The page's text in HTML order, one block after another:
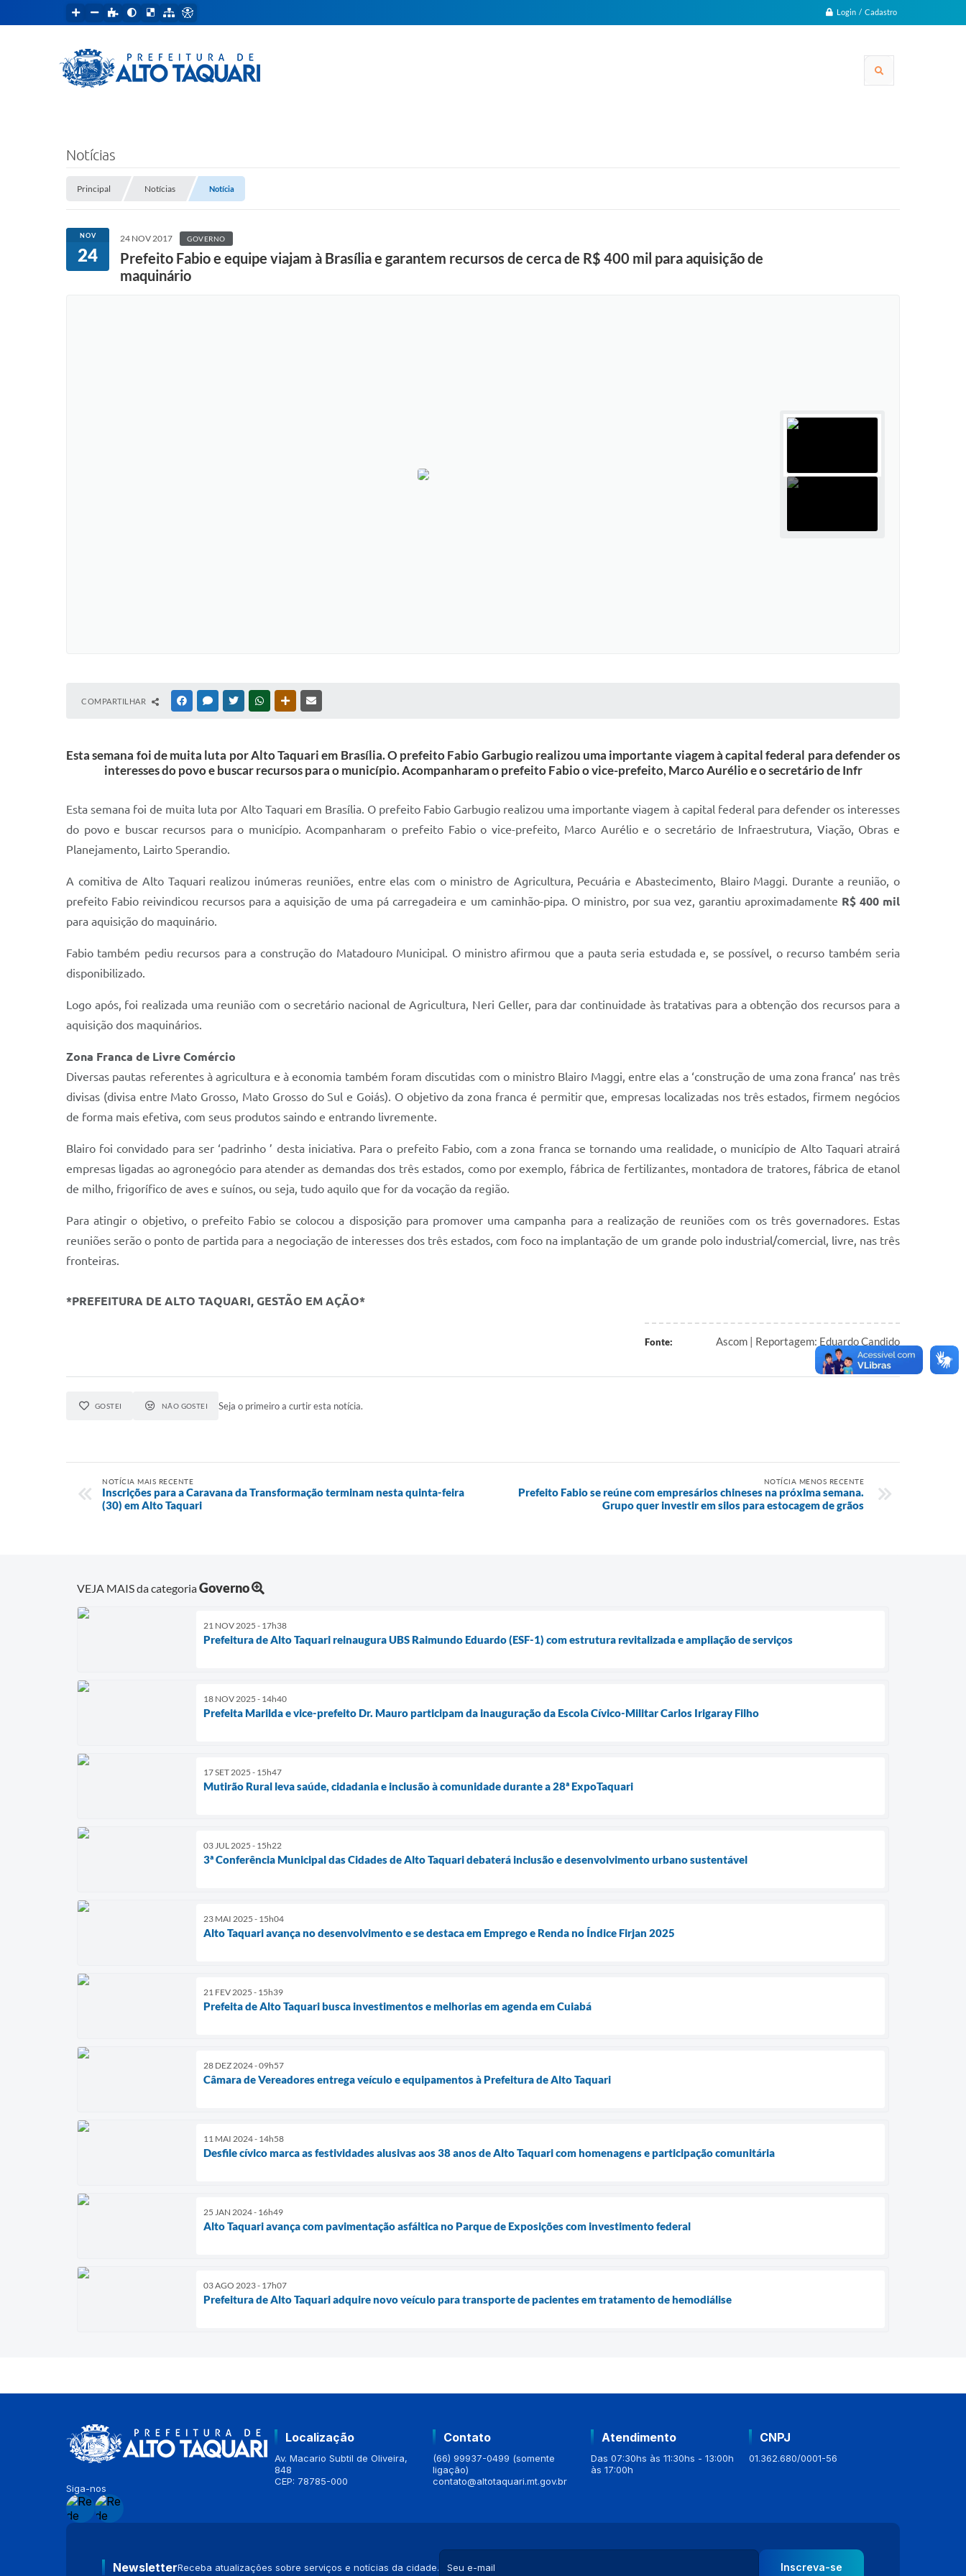
Login / Cadastro
Notícias
Principal Notícias Notícia
NOV
24
24 NOV 2017 GOVERNO
Prefeito Fabio e equipe viajam à Brasília e garantem recursos de cerca de R$ 400 mil para aquisição de
maquinário
COMPARTILHAR FACEBOOKMESSENGER
TWITTERWHATSAPPOUTRAS MÍDIAS
Esta semana foi de muita luta por Alto Taquari em Brasília. O prefeito Fabio Garbugio realizou uma importante viagem à capital federal para defender os
interesses do povo e buscar recursos para o município. Acompanharam o prefeito Fabio o vice-prefeito, Marco Aurélio e o secretário de Infr
Esta semana foi de muita luta por Alto Taquari em Brasília. O prefeito Fabio Garbugio realizou uma importante viagem à capital federal para defender os interesses
do povo e buscar recursos para o município. Acompanharam o prefeito Fabio o vice-prefeito, Marco Aurélio e o secretário de Infraestrutura, Viação, Obras e
Planejamento, Lairto Sperandio.
A comitiva de Alto Taquari realizou inúmeras reuniões, entre elas com o ministro de Agricultura, Pecuária e Abastecimento, Blairo Maggi. Durante a reunião, o
prefeito Fabio reivindicou recursos para a aquisição de uma pá carregadeira e um caminhão-pipa. O ministro, por sua vez, garantiu aproximadamente R$ 400 mil
para aquisição do maquinário.
Fabio também pediu recursos para a construção do Matadouro Municipal. O ministro afirmou que a pauta seria estudada e, se possível, o recurso também seria
disponibilizado.
Logo após, foi realizada uma reunião com o secretário nacional de Agricultura, Neri Geller, para dar continuidade às tratativas para a obtenção dos recursos para a
aquisição dos maquinários.
Zona Franca de Livre Comércio
Diversas pautas referentes à agricultura e à economia também foram discutidas com o ministro Blairo Maggi, entre elas a ‘construção de uma zona franca’ nas três
divisas (divisa entre Mato Grosso, Mato Grosso do Sul e Goiás). O objetivo da zona franca é permitir que, empresas localizadas nos três estados, firmem negócios
de forma mais efetiva, com seus produtos saindo e entrando livremente.
Blairo foi convidado para ser ‘padrinho ’ desta iniciativa. Para o prefeito Fabio, com a zona franca se tornando uma realidade, o município de Alto Taquari atrairá
empresas ligadas ao agronegócio para atender as demandas dos três estados, como por exemplo, fábrica de fertilizantes, montadora de tratores, fábrica de etanol
de milho, frigorífico de aves e suínos, ou seja, tudo aquilo que for da vocação da região.
Para atingir o objetivo, o prefeito Fabio se colocou a disposição para promover uma campanha para a realização de reuniões com os três governadores. Estas
reuniões serão o ponto de partida para a negociação de interesses dos três estados, com foco na implantação de um grande polo industrial/comercial, livre, nas três
fronteiras.
*PREFEITURA DE ALTO TAQUARI, GESTÃO EM AÇÃO*
Fonte: Ascom | Reportagem: Eduardo Candido
GOSTEI NÃO GOSTEI Seja o primeiro a curtir esta notícia.
NOTÍCIA MAIS RECENTE
Inscrições para a Caravana da Transformação terminam nesta quinta-feira
(30) em Alto Taquari
NOTÍCIA MENOS RECENTE
Prefeito Fabio se reúne com empresários chineses na próxima semana.
Grupo quer investir em silos para estocagem de grãos
VEJA MAIS da categoriaGoverno
21 NOV 2025 - 17h38
Prefeitura de Alto Taquari reinaugura UBS Raimundo Eduardo (ESF-1) com estrutura revitalizada e ampliação de serviços
18 NOV 2025 - 14h40
Prefeita Marilda e vice-prefeito Dr. Mauro participam da inauguração da Escola Cívico-Militar Carlos Irigaray Filho
17 SET 2025 - 15h47
Mutirão Rural leva saúde, cidadania e inclusão à comunidade durante a 28ª ExpoTaquari
03 JUL 2025 - 15h22
3ª Conferência Municipal das Cidades de Alto Taquari debaterá inclusão e desenvolvimento urbano sustentável
23 MAI 2025 - 15h04
Alto Taquari avança no desenvolvimento e se destaca em Emprego e Renda no Índice Firjan 2025
21 FEV 2025 - 15h39
Prefeita de Alto Taquari busca investimentos e melhorias em agenda em Cuiabá
28 DEZ 2024 - 09h57
Câmara de Vereadores entrega veículo e equipamentos à Prefeitura de Alto Taquari
11 MAI 2024 - 14h58
Desfile cívico marca as festividades alusivas aos 38 anos de Alto Taquari com homenagens e participação comunitária
25 JAN 2024 - 16h49
Alto Taquari avança com pavimentação asfáltica no Parque de Exposições com investimento federal
03 AGO 2023 - 17h07
Prefeitura de Alto Taquari adquire novo veículo para transporte de pacientes em tratamento de hemodiálise
Siga-nos
Localização
Av. Macario Subtil de Oliveira,
848
CEP: 78785-000
Contato
(66) 99937-0499 (somente
ligação)
contato@altotaquari.mt.gov.br
Atendimento
Das 07:30hs às 11:30hs - 13:00h
às 17:00h
CNPJ
01.362.680/0001-56
NewsletterReceba atualizações sobre serviços e notícias da cidade. Inscreva-se